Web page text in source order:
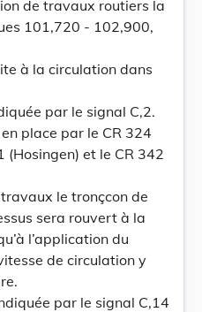
de travaux routiers la
101,720 - 102,900,
à la circulation dans
par le signal C,2.
place par le CR 324
(Hosingen) et le CR 342
le tronçcon de
sera rouvert à la
l’application du
de circulation y
par le signal C,14